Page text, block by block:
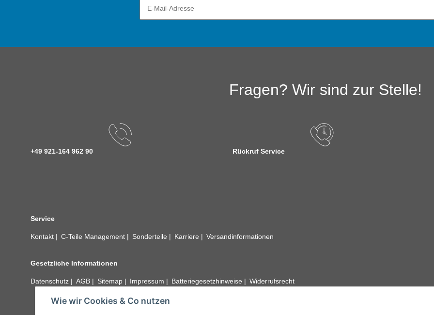
Wie wir Cookies & Co nutzen
Fragen? Wir sind zur Stelle!
+49 921-164 962 90 Rückruf Service
Service
Kontakt C-Teile Management Sonderteile Karriere Versandinformationen
Gesetzliche Informationen
Datenschutz AGB Sitemap Impressum Batteriegesetzhinweise Widerrufsrecht